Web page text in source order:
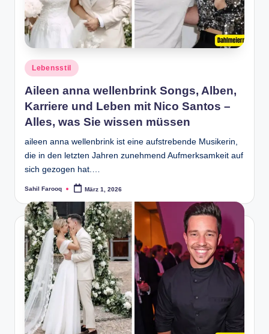
Posted
in
Lebensstil
Aileen anna wellenbrink Songs, Alben,
Karriere und Leben mit Nico Santos –
Alles, was Sie wissen müssen
aileen anna wellenbrink ist eine aufstrebende Musikerin,
die in den letzten Jahren zunehmend Aufmerksamkeit auf
sich gezogen hat.…
Posted
Sahil Farooq März 1, 2026